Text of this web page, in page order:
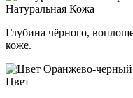
Натуральная Кожа
Глубина чёрного,
коже.
Цвет